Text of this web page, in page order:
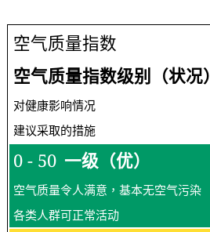
空气质量指数
空气质量指数级别（状况
对健康影响情况
建议采取的措施
0 - 50 一级（优）
空气质量令人满意，基本无空气污染
各类人群可正常活动